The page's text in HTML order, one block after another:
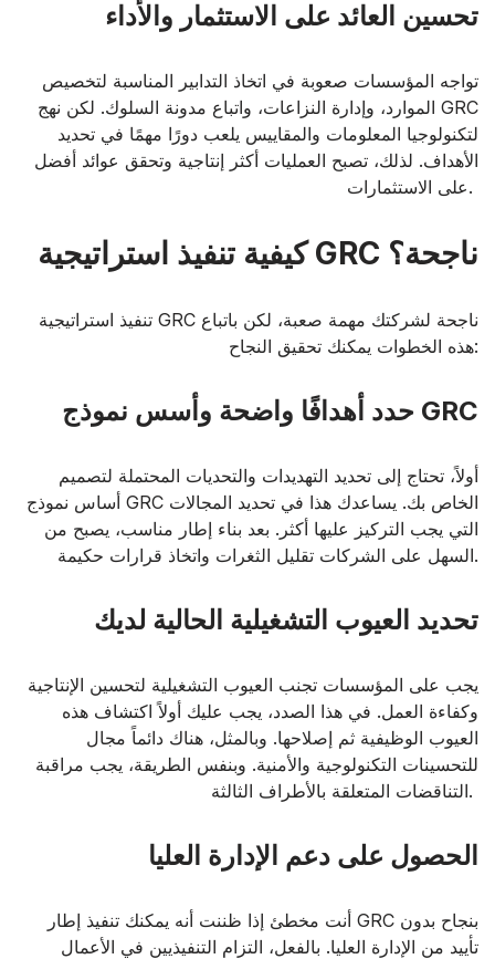
تحسين العائد على الاستثمار والأداء
تواجه المؤسسات صعوبة في اتخاذ التدابير المناسبة لتخصيص
الموارد، وإدارة النزاعات، واتباع مدونة السلوك. لكن نهج GRC
لتكنولوجيا المعلومات والمقاييس يلعب دورًا مهمًا في تحديد
الأهداف. لذلك، تصبح العمليات أكثر إنتاجية وتحقق عوائد أفضل
على الاستثمارات.
كيفية تنفيذ استراتيجية GRC ناجحة؟
تنفيذ استراتيجية GRC ناجحة لشركتك مهمة صعبة، لكن باتباع
هذه الخطوات يمكنك تحقيق النجاح:
حدد أهدافًا واضحة وأسس نموذج GRC
أولاً، تحتاج إلى تحديد التهديدات والتحديات المحتملة لتصميم
أساس نموذج GRC الخاص بك. يساعدك هذا في تحديد المجالات
التي يجب التركيز عليها أكثر. بعد بناء إطار مناسب، يصبح من
السهل على الشركات تقليل الثغرات واتخاذ قرارات حكيمة.
تحديد العيوب التشغيلية الحالية لديك
يجب على المؤسسات تجنب العيوب التشغيلية لتحسين الإنتاجية
وكفاءة العمل. في هذا الصدد، يجب عليك أولاً اكتشاف هذه
العيوب الوظيفية ثم إصلاحها. وبالمثل، هناك دائماً مجال
للتحسينات التكنولوجية والأمنية. وبنفس الطريقة، يجب مراقبة
التناقضات المتعلقة بالأطراف الثالثة.
الحصول على دعم الإدارة العليا
أنت مخطئ إذا ظننت أنه يمكنك تنفيذ إطار GRC بنجاح بدون
تأييد من الإدارة العليا. بالفعل، التزام التنفيذيين في الأعمال